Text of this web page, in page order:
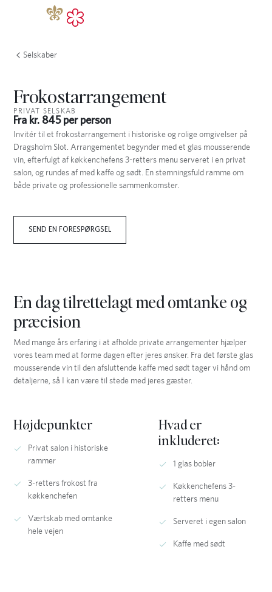
Selskaber
Frokostarrangement
PRIVAT SELSKAB
Fra kr. 845 per person
Invitér til et frokostarrangement i historiske og rolige omgivelser på
Dragsholm Slot. Arrangementet begynder med et glas mousserende
vin, efterfulgt af køkkenchefens 3-retters menu serveret i en privat
salon, og rundes af med kaffe og sødt. En stemningsfuld ramme om
både private og professionelle sammenkomster.
SEND EN FORESPØRGSEL
En dag tilrettelagt med omtanke og
præcision
Med mange års erfaring i at afholde private arrangementer hjælper
vores team med at forme dagen efter jeres ønsker. Fra det første glas
mousserende vin til den afsluttende kaffe med sødt tager vi hånd om
detaljerne, så I kan være til stede med jeres gæster.
Højdepunkter
Privat salon i historiske
rammer
3-retters frokost fra
køkkenchefen
Værtskab med omtanke
hele vejen
Hvad er
inkluderet:
1 glas bobler
Køkkenchefens 3-
retters menu
Serveret i egen salon
Kaffe med sødt